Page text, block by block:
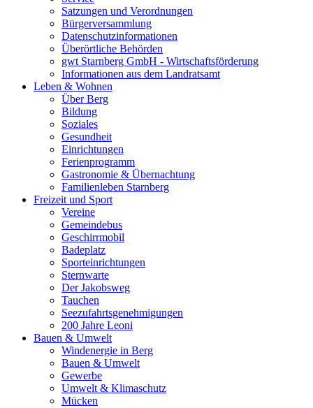
Satzungen und Verordnungen
Bürgerversammlung
Datenschutzinformationen
Überörtliche Behörden
gwt Starnberg GmbH - Wirtschaftsförderung
Informationen aus dem Landratsamt
Leben & Wohnen
Über Berg
Bildung
Soziales
Gesundheit
Einrichtungen
Ferienprogramm
Gastronomie & Übernachtung
Familienleben Starnberg
Freizeit und Sport
Vereine
Gemeindebus
Geschirrmobil
Badeplatz
Sporteinrichtungen
Sternwarte
Der Jakobsweg
Tauchen
Seezufahrtsgenehmigungen
200 Jahre Leoni
Bauen & Umwelt
Windenergie in Berg
Bauen & Umwelt
Gewerbe
Umwelt & Klimaschutz
Mücken